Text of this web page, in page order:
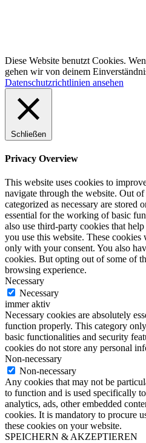
Diese Website benutzt Cookies.
gehen wir von deinem
Datenschutzrichtlinien ansehen
Schließen
Privacy Overview
This website uses cookies to
navigate through the website. Out of
categorized as necessary are stored
essential for the working of basic
also use third-party cookies that
you use this website. These
only with your consent. You also
cookies. But opting out of some of
browsing experience.
Necessary
Necessary
immer aktiv
Necessary cookies are absolutely
function properly. This category
basic functionalities and security
cookies do not store any personal
Non-necessary
Non-necessary
Any cookies that may not be
to function and is used specifically
analytics, ads, other embedded
cookies. It is mandatory to procure
these cookies on your website.
SPEICHERN & AKZEPTIEREN